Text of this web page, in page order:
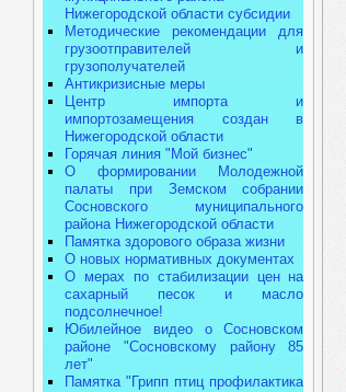
Нижегородской области субсидии
Методические рекомендации для
грузоотправителей и
грузополучателей
Антикризисные меры
Центр импорта и
импортозамещения создан в
Нижегородской области
Горячая линия "Мой бизнес"
О формировании Молодежной
палаты при Земском собрании
Сосновского муниципального
района Нижегородской области
Памятка здорового образа жизни
О новых нормативных документах
О мерах по стабилизации цен на
сахарный песок и масло
подсолнечное!
Юбилейное видео о Сосновском
районе "Сосновскому району 85
лет"
Памятка "Грипп птиц профилактика